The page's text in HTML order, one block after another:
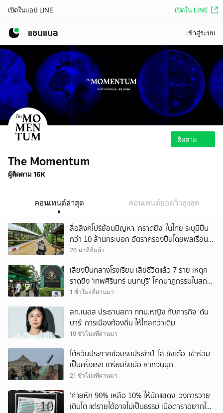
เปิดในแอป LINE เปิดใน LINE
แชนแนล เข้าสู่ระบบ
ติดตาม
The Momentum
ผู้ติดตาม 16K
คอนเทนต์ล่าสุด คอนเทนต์ยอดวิวสูงสุด
สื่อสิงคโปร์ย้อนปัญหา ‘กราดยิง’ ในไทย ระบุมีปืน
กว่า 10 ล้านกระบอก อัตราครองปืนโดยพลเรือน
สูงที่สุดในภูมิภาค
26 นาทีที่แล้ว
เสียงปืนกลางโรงเรียน เสียชีวิตแล้ว 7 ราย เหตุก
ราดยิง ‘เทพศิรินทร์ นนทบุรี’ โศกนาฏกรรมในสถาน
ศึกษา ครั้งที่ 2 ในรอบปี
1 ชั่วโมงที่ผ่านมา
สก.เนอส ประธานสภา กทม.หญิง กับภารกิจ ‘ดัน
บาร์’ การเมืองท้องถิ่น ให้ไกลกว่าเดิม
19 ชั่วโมงที่ผ่านมา
ไต้หวันประกาศซ้อมรบประจำปี ‘ไล่ ชิงเต๋อ’ เข้าร่วม
เป็นครั้งแรก เตรียมรับมือ หากจีนบุก
21 ชั่วโมงที่ผ่านมา
‘ค่ายหัก 90% เหลือ 10% ให้นักแสดง’ วงการวาย
เติบโต แต่รายได้อาจไม่เป็นธรรม เมื่อดาราอยากให้มี